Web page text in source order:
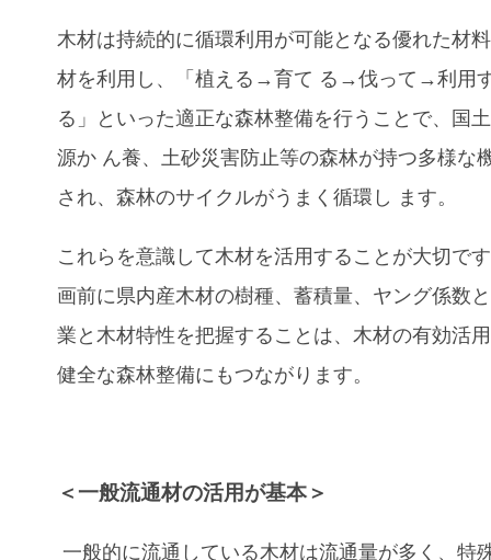
木材は持続的に循環利用が可能となる優れた材
材を利用し、「植える→育て る→伐って→利用
る」といった適正な森林整備を行うことで、国
源か ん養、土砂災害防止等の森林が持つ多様な
され、森林のサイクルがうまく循環し ます。
これらを意識して木材を活用することが大切で
画前に県内産木材の樹種、蓄積量、ヤング係数
業と木材特性を把握することは、木材の有効活
健全な森林整備にもつながります。
＜一般流通材の活用が基本＞
一般的に流通している木材は流通量が多く、特